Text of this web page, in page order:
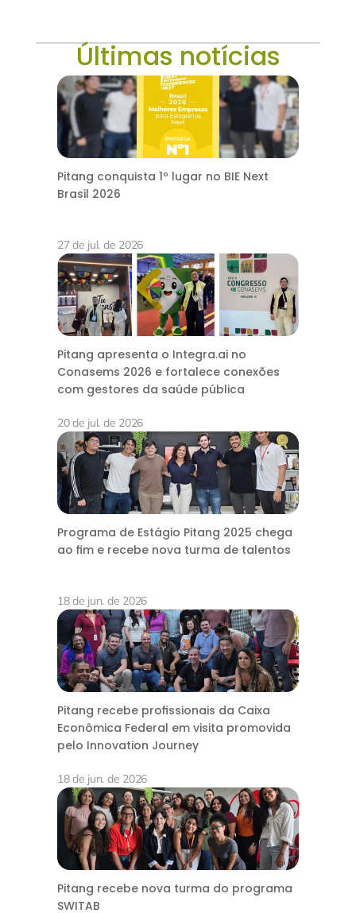
Últimas notícias
Pitang conquista 1º lugar no BIE Next
Brasil 2026
27 de jul. de 2026
Pitang apresenta o Integra.ai no
Conasems 2026 e fortalece conexões
com gestores da saúde pública
20 de jul. de 2026
Programa de Estágio Pitang 2025 chega
ao fim e recebe nova turma de talentos
18 de jun. de 2026
Pitang recebe profissionais da Caixa
Econômica Federal em visita promovida
pelo Innovation Journey
18 de jun. de 2026
Pitang recebe nova turma do programa
SWITAB